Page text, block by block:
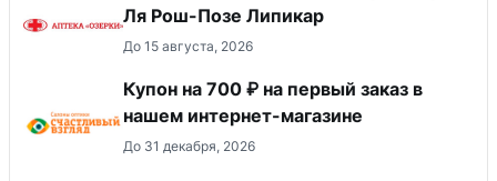
Ля Рош-Позе Липикар
До 15 августа, 2026
Купон на 700 ₽ на первый заказ в
нашем интернет-магазине
До 31 декабря, 2026